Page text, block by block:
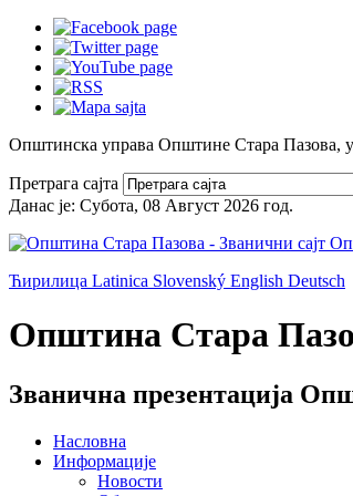
Општинска управа Општине Стара Пазова,
Претрага сајта
Данас је: Субота, 08 Август 2026 год.
Ћирилица Latinica Slovenský English Deutsch
Општина Стара
Званична презентација
Насловна
Информације
Новости